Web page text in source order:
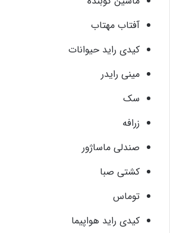
آفتاب مهتاب
کیدی راید حیوانات
مینی رایدر
سک
زرافه
صندلی ماساژور
کشتی صبا
توماس
کیدی راید هواپیما